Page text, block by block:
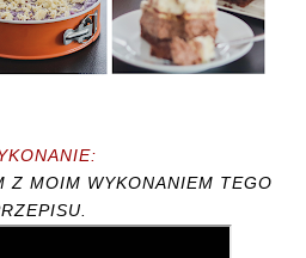
Z MOIM WYKONANIEM TEGO